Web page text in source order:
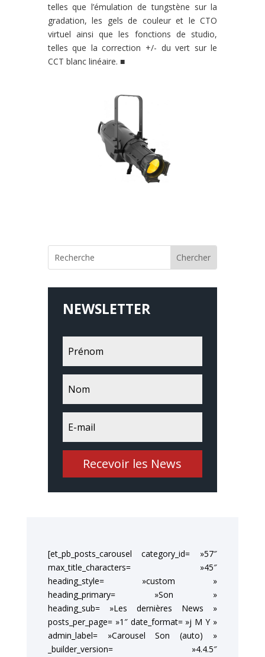
telles quel’émulation de tungstène sur la
gradation, les gels de couleur et le CTO
virtuel ainsi que les fonctions de studio,
tellesque la correction +/- du vert sur le
CCT blanc linéaire. ■
NEWSLETTER
Recevoir les News
[et_pb_posts_carousel category_id= »57″
max_title_characters= »45″
heading_style= »custom »
heading_primary= »Son »
heading_sub= »Les dernières News »
posts_per_page= »1″ date_format= »j M Y »
admin_label= »Carousel Son (auto) »
_builder_version= »4.4.5″